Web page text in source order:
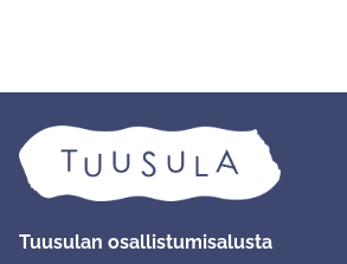
Tuusulan osallistumisalusta